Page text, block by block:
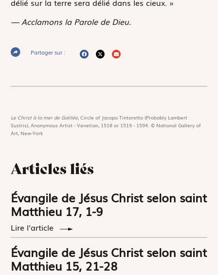
— Acclamons la Parole de Dieu.
Partager sur :
Le Christ à la mer de Galilée,Circle of Jacopo Tintoretto (Probably Lambert
Sustris), Anonymous Artist - Venetian, 1518 or 1519 - 1594. © National Gallery of
Art, New-York
Articles liés
Évangile de Jésus Christ selon saint
Matthieu 17, 1-9
Lire l'article
Évangile de Jésus Christ selon saint
Matthieu 15, 21-28